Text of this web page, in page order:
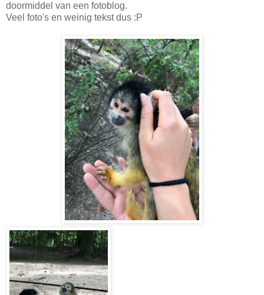
doormiddel van een fotoblog.
Veel foto's en weinig tekst dus :P